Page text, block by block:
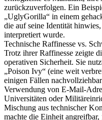
zurückzuverfolgen. Ein
„UglyGorilla“ in einem
die auf seine Identität
interpretiert wurde.
Technische Raffinesse vs.
Trotz ihrer Raffinesse zeigte
operativen Sicherheit. Sie
„Poison Ivy“ (eine weit
einigen Fällen
Verwendung von E-Mail-
Universitäten oder
Mischung aus technischer
machte die Einheit